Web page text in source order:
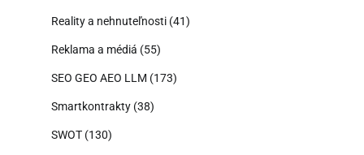
Reality a nehnuteľnosti (41)
Reklama a médiá (55)
SEO GEO AEO LLM (173)
Smartkontrakty (38)
SWOT (130)